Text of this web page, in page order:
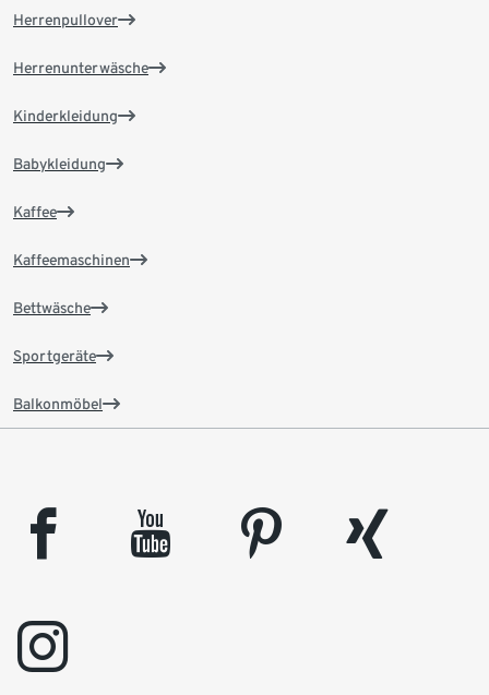
Herrenpullover
Herrenunterwäsche
Kinderkleidung
Babykleidung
Kaffee
Kaffeemaschinen
Bettwäsche
Sportgeräte
Balkonmöbel
facebook youtube pinterest
xing
instagram